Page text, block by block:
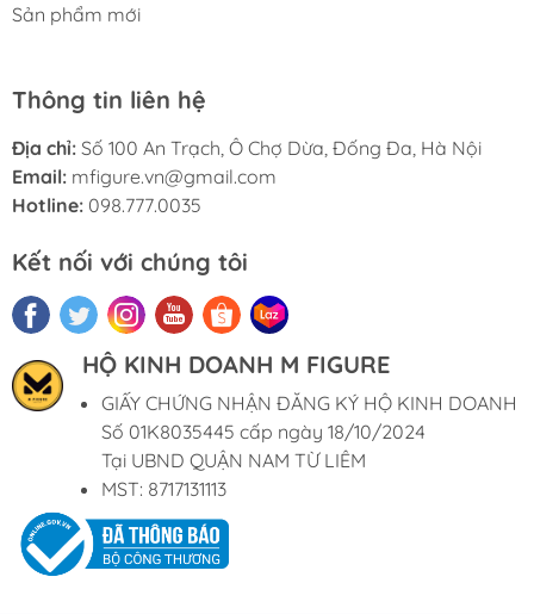
Sản phẩm mới
Thông tin liên hệ
Địa chỉ: Số 100 An Trạch, Ô Chợ Dừa, Đống Đa, Hà Nội
Email: mfigure.vn@gmail.com
Hotline: 098.777.0035
Kết nối với chúng tôi
HỘ KINH DOANH M FIGURE
GIẤY CHỨNG NHẬN ĐĂNG KÝ HỘ KINH DOANH
Số 01K8035445 cấp ngày 18/10/2024
Tại UBND QUẬN NAM TỪ LIÊM
MST: 8717131113